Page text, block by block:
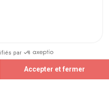
par
Accepter et fermer
paiement
produits
sécurisés